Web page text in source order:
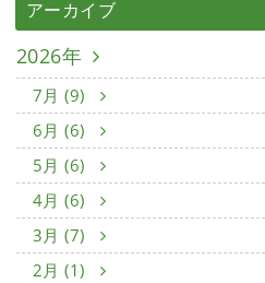
アーカイブ
2026年
7月 (9)
6月 (6)
5月 (6)
4月 (6)
3月 (7)
2月 (1)